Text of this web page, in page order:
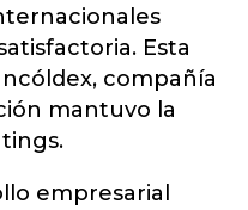
Esta
compañía
mantuvo la
empresarial